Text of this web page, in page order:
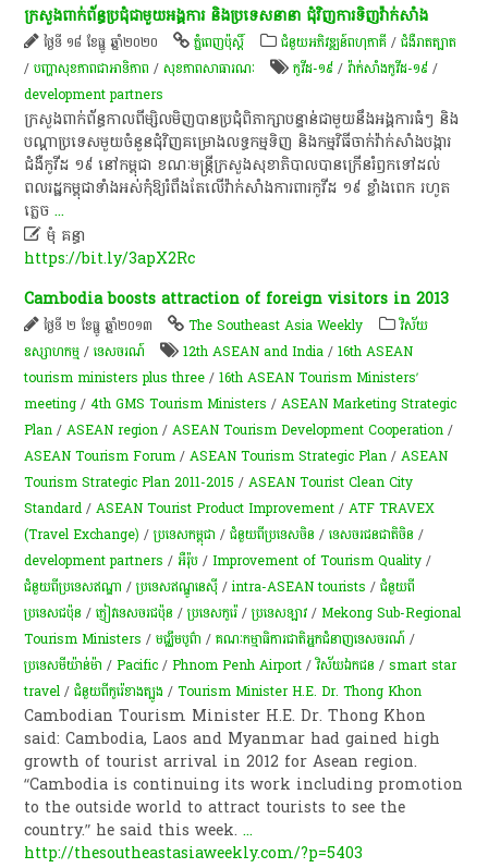
ក្រសួង​ពាក់ព័ន្ធ​ប្រជុំ​ជាមួយ​អង្គការ​ និង​ប្រទេស​នានា​ ជុំវិញ​ការទិញ​វ៉ាក់សាំង
ថ្ងៃទី ១៨ ខែធ្នូ ឆ្នាំ២០២០ ភ្នំពេញប៉ុស្តិ៍ ជំនួយអភិវឌ្ឍន៍ពហុភាគី /ជំងឺរាតត្បាត
/បញ្ហាសុខភាពជាអាទិភាព /សុខ​ភាព​សា​ធា​រណៈ កូ​វី​ដ​-១៩ /វ៉ាក់សាំង​កូ​វី​ដ​-១៩​ /
development partners
ក្រសួង​ពាក់ព័ន្ធ​កាលពី​ម្សិលមិញ​បាន​ប្រជុំពិភាក្សា​បន្ទាន់​ជាមួយ​នឹង​អង្គការ​ធំៗ និង​
បណ្ដា​ប្រទេស​មួយចំនួន​ជុំវិញ​គម្រោង​លទ្ធកម្ម​ទិញ និង​កម្មវិធី​ចាក់​វ៉ាក់សាំង​បង្ការ​
ជំងឺ​កូវីដ​ ១៩ នៅ​កម្ពុជា ខណៈ​មន្ត្រី​ក្រសួង​សុខាភិបាល​បាន​ក្រើនរំឭក​ទៅដល់​
ពលរដ្ឋ​កម្ពុជា​ទាំងអស់​កុំឱ្យ​រំពឹង​តែ​លើ​វ៉ាក់សាំង​ការពារ​កូវីដ​ ១៩​ ខ្លាំងពេក រហូត​
ភ្លេច...
 មុំ គន្ធា
https://bit.ly/3apX2Rc
Cambodia boosts attraction of foreign visitors in 2013
ថ្ងៃទី ២ ខែធ្នូ ឆ្នាំ២០១៣ The Southeast Asia Weekly
វិស័យ
ឧស្សាហកម្ម /ទេសចរណ៍ 12th ASEAN and India /16th ASEAN
tourism ministers plus three /16th ASEAN Tourism Ministers’
meeting /4th GMS Tourism Ministers /ASEAN Marketing Strategic
Plan /ASEAN region /ASEAN Tourism Development Cooperation /
ASEAN Tourism Forum /ASEAN Tourism Strategic Plan /ASEAN
Tourism Strategic Plan 2011-2015 /ASEAN Tourist Clean City
Standard /ASEAN Tourist Product Improvement /ATF TRAVEX
(Travel Exchange) /ប្រទេសកម្ពុជា /ជំនួយពីប្រទេសចិន /​ទេសចរ​ជនជាតិ​ចិន /
development partners /អឺរ៉ុប /Improvement of Tourism Quality /
ជំនួយពីប្រទេសឥណ្ឌា /ប្រទេសឥណ្ឌូនេស៊ី /intra-ASEAN tourists /ជំនួយពី
ប្រទេសជប៉ុន /​ភ្ញៀវ​ទេសចរ​ជប៉ុន /ប្រទេសកូរ៉េ /ប្រទេសឡាវ /Mekong Sub-Regional
Tourism Ministers /ម​ជ្ឈឹ​ម​បូព៌ា /​គណៈកម្មាធិកា​រ​ជាតិ​អ្នក​ជំនាញ​ទេសចរណ៍ /
ប្រទេសមីយ៉ាន់ម៉ា /Pacific /Phnom Penh Airport /វិស័យ​ឯកជន​ /smart star
travel /ជំនួយពីកូរ៉េខាងត្បូង /Tourism Minister H.E. Dr. Thong Khon
Cambodian Tourism Minister H.E. Dr. Thong Khon
said: Cambodia, Laos and Myanmar had gained high
growth of tourist arrival in 2012 for Asean region.
“Cambodia is continuing its work including promotion
to the outside world to attract tourists to see the
country.” he said this week....
http://thesoutheastasiaweekly.com/?p=5403